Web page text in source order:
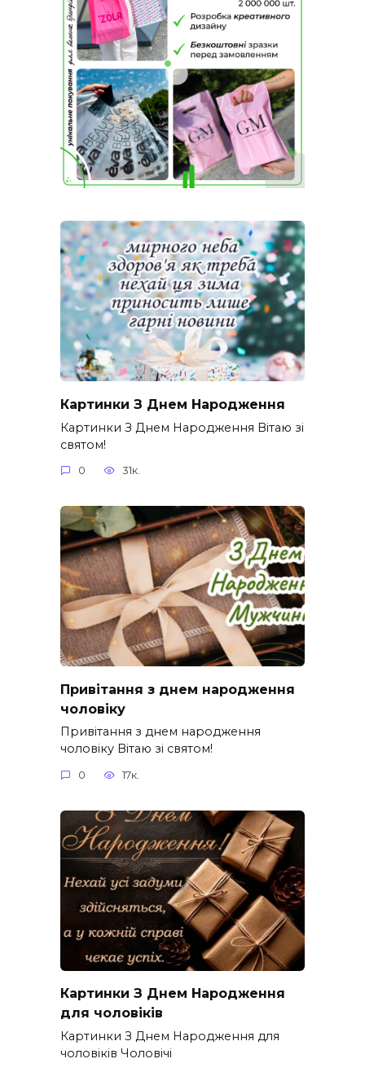
Картинки З Днем Народження
Картинки З Днем Народження Вітаю зі
святом!
0 31к.
Привітання з днем народження
чоловіку
Привітання з днем народження
чоловіку Вітаю зі святом!
0 17к.
Картинки З Днем Народження
для чоловіків​
Картинки З Днем Народження для
чоловіків​ Чоловічі